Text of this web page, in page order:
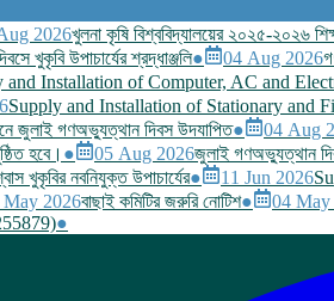
2026খুলনা কৃষি বিশ্ববিদ্যালয়ের ২০২৫-২০২৬
খুকৃবি উপাচার্যের শ্রদ্ধাঞ্জলি● 04 Aug 2026
and Installation of Computer, AC and
Supply and Installation of Stationary and
জুলাই গণঅভ্যুত্থান দিবস উদযাপিত● 04 Aug
হবে। ● 05 Aug 2026জুলাই গণঅভ্যুত্থান
খুকৃবির নবনিযুক্ত উপাচার্যের● 11 Jun 2026
May 2026বাছাই কমিটির জরুরি নোটিশ● 04 May
●